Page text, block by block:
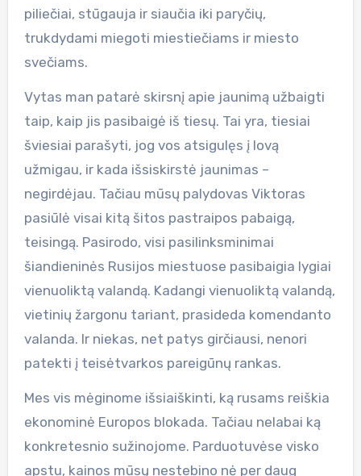
piliečiai, stūgauja ir siaučia iki paryčių,
trukdydami miegoti miestiečiams ir miesto
svečiams.
Vytas man patarė skirsnį apie jaunimą užbaigti
taip, kaip jis pasibaigė iš tiesų. Tai yra, tiesiai
šviesiai parašyti, jog vos atsigulęs į lovą
užmigau, ir kada išsiskirstė jaunimas –
negirdėjau. Tačiau mūsų palydovas Viktoras
pasiūlė visai kitą šitos pastraipos pabaigą,
teisingą. Pasirodo, visi pasilinksminimai
šiandieninės Rusijos miestuose pasibaigia lygiai
vienuoliktą valandą. Kadangi vienuoliktą valandą,
vietinių žargonu tariant, prasideda komendanto
valanda. Ir niekas, net patys girčiausi, nenori
patekti į teisėtvarkos pareigūnų rankas.
Mes vis mėginome išsiaiškinti, ką rusams reiškia
ekonominė Europos blokada. Tačiau nelabai ką
konkretesnio sužinojome. Parduotuvėse visko
apstu, kainos mūsų nestebino nė per daug